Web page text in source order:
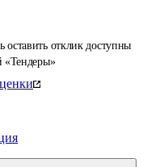
отклик доступны
«Тендеры»